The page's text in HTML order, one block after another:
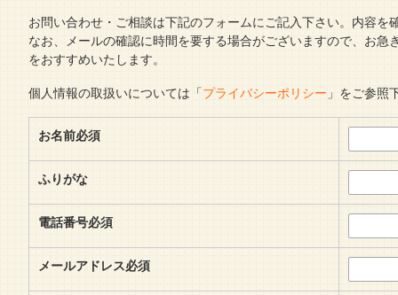
お問い合わせ・ご相談は下記のフォームにご記入下さい。内容を
なお、メールの確認に時間を要する場合がございますので、お急
をおすすめいたします。
個人情報の取扱いについては「プライバシーポリシー 」をご参照
お名前必須
ふりがな
電話番号必須
メールアドレス必須